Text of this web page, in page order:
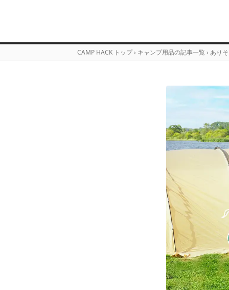
CAMP HACK トップ › キャンプ用品の記事一覧 › あり